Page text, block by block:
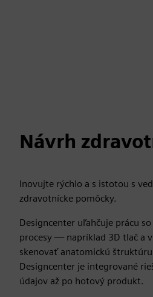
Návrh
Inovujte rýchlo a s istotou s
zdravotnícke pomôcky.
Designcenter uľahčuje prácu
procesy — napríklad 3D tlač a
skenovať anatomickú
Designcenter je integrované
údajov až po hotový produkt.